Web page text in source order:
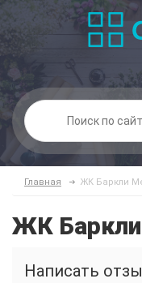
Главная ЖК Баркли
ЖК
Написать